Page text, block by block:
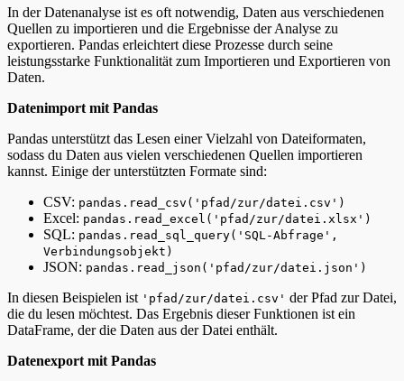
In der Datenanalyse ist es oft notwendig, Daten aus verschiedenen
Quellen zu importieren und die Ergebnisse der Analyse zu
exportieren. Pandas erleichtert diese Prozesse durch seine
leistungsstarke Funktionalität zum Importieren und Exportieren von
Daten.
Datenimport mit Pandas
Pandas unterstützt das Lesen einer Vielzahl von Dateiformaten,
sodass du Daten aus vielen verschiedenen Quellen importieren
kannst. Einige der unterstützten Formate sind:
CSV: pandas.read_csv('pfad/zur/datei.csv')
Excel: pandas.read_excel('pfad/zur/datei.xlsx')
SQL: pandas.read_sql_query('SQL-Abfrage',
Verbindungsobjekt)
JSON: pandas.read_json('pfad/zur/datei.json')
In diesen Beispielen ist 'pfad/zur/datei.csv' der Pfad zur Datei,
die du lesen möchtest. Das Ergebnis dieser Funktionen ist ein
DataFrame, der die Daten aus der Datei enthält.
Datenexport mit Pandas